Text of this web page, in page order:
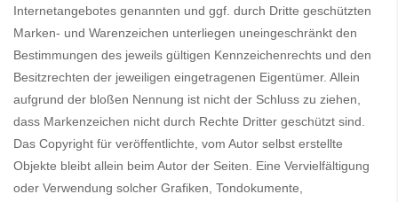
Internetangebotes genannten und ggf. durch Dritte geschützten
Marken- und Warenzeichen unterliegen uneingeschränkt den
Bestimmungen des jeweils gültigen Kennzeichenrechts und den
Besitzrechten der jeweiligen eingetragenen Eigentümer. Allein
aufgrund der bloßen Nennung ist nicht der Schluss zu ziehen,
dass Markenzeichen nicht durch Rechte Dritter geschützt sind.
Das Copyright für veröffentlichte, vom Autor selbst erstellte
Objekte bleibt allein beim Autor der Seiten. Eine Vervielfältigung
oder Verwendung solcher Grafiken, Tondokumente,